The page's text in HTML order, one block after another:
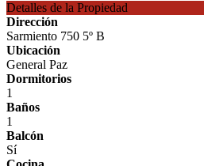
Detalles de la Propiedad
Dirección
Sarmiento 750 5º B
Ubicación
General Paz
Dormitorios
1
Baños
1
Balcón
Sí